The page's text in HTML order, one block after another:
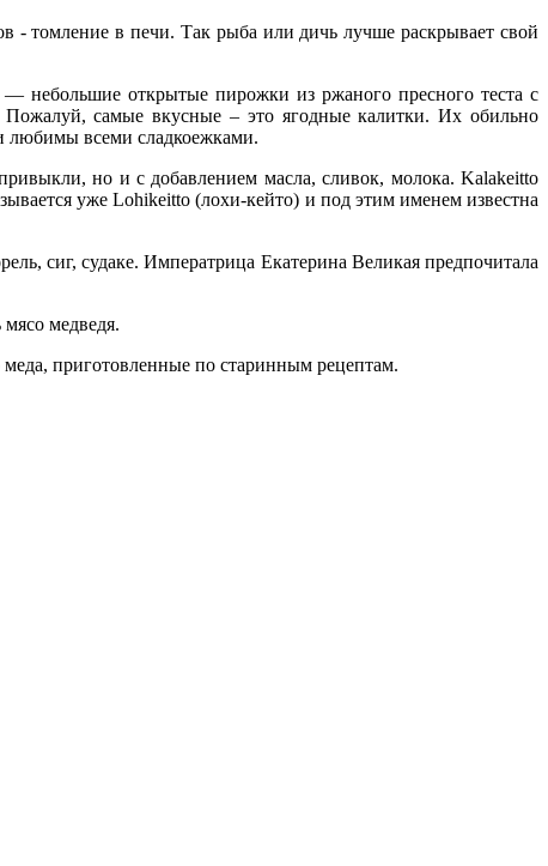
- томление в печи. Так рыба или дичь лучше раскрывает свой
небольшие открытые пирожки из ржаного пресного теста с
самые вкусные – это ягодные калитки. Их обильно
любимы всеми сладкоежками.
но и с добавлением масла, сливок, молока. Kalakeitto
уже Lohikeitto (лохи-кейто) и под этим именем известна
сиг, судаке. Императрица Екатерина Великая предпочитала
медведя.
приготовленные по старинным рецептам.